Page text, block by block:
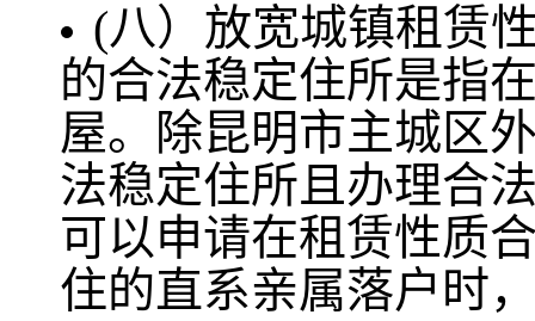
(八）放宽城镇租赁
的合法稳定住所是指
屋。除昆明市主城区
法稳定住所且办理合
可以申请在租赁性质
住的直系亲属落户时